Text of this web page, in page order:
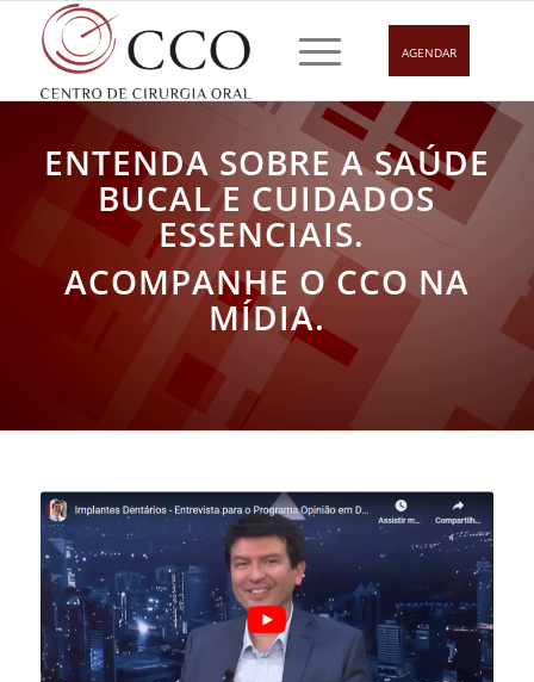
AGENDAR
NA MÍDIA
Você está aqui: Home Na mídia
ENTENDA SOBRE A SAÚDE
BUCAL E CUIDADOS
ESSENCIAIS.
ACOMPANHE O CCO NA
MÍDIA.